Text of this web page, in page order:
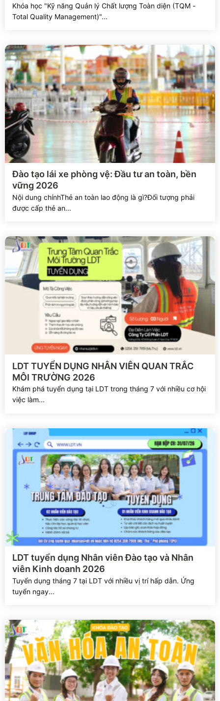
Khóa học "Kỹ năng Quản lý Chất lượng Toàn diện (TQM -
Total Quality Management)"...
Xem chi tiết
Đào tạo lái xe phòng vệ: Đầu tư an toàn, bền
vững 2026
Nội dung chínhThẻ an toàn lao động là gì?Đối tượng phải
được cấp thẻ an...
Xem chi tiết
LDT TUYỂN DỤNG NHÂN VIÊN QUAN TRẮC
MÔI TRƯỜNG 2026
Khám phá tuyển dụng tại LDT trong tháng 7 với nhiều cơ hội
việc làm...
Xem chi tiết
LDT tuyển dụng Nhân viên Đào tạo và Nhân
viên Kinh doanh 2026
Tuyển dụng tháng 7 tại LDT với nhiều vị trí hấp dẫn. Ứng
tuyển ngay...